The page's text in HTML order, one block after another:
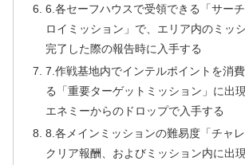
6.各セーフハウスで受領できる「サー
ロイミッション」で、エリア内のミッ
完了した際の報告時に入手する
7.作戦基地内でインテルポイントを消
る「重要ターゲットミッション」に出
エネミーからのドロップで入手する
8.各メインミッションの難易度「チャ
クリア報酬、およびミッション内に出